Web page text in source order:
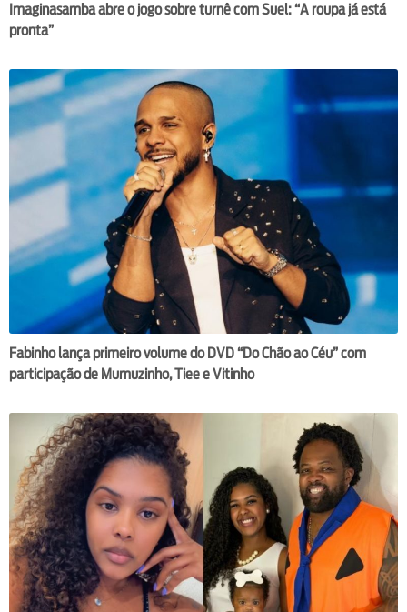
Imaginasamba abre o jogo sobre turnê com Suel: “A roupa já está
pronta”
Fabinho lança primeiro volume do DVD “Do Chão ao Céu” com
participação de Mumuzinho, Tiee e Vitinho